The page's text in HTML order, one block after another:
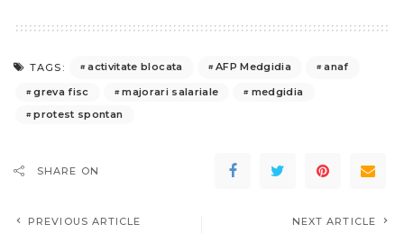
TAGS: activitate blocata AFP Medgidia
anaf
greva fisc
majorari salariale
medgidia
protest spontan
SHARE ON
PREVIOUS ARTICLE NEXT ARTICLE